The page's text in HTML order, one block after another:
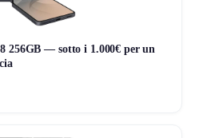
256GB — sotto i 1.000€ per un